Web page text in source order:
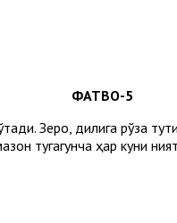
5-ФАТВО
Зеро, дилига рўза
тугагунча ҳар куни